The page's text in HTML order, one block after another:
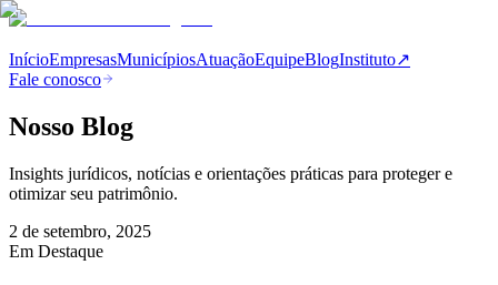
InícioEmpresasMunicípiosAtuaçãoEquipeBlogInstituto↗
Fale conosco
Nosso Blog
Insights jurídicos, notícias e orientações práticas para proteger e
otimizar seu patrimônio.
2 de setembro, 2025
Em Destaque